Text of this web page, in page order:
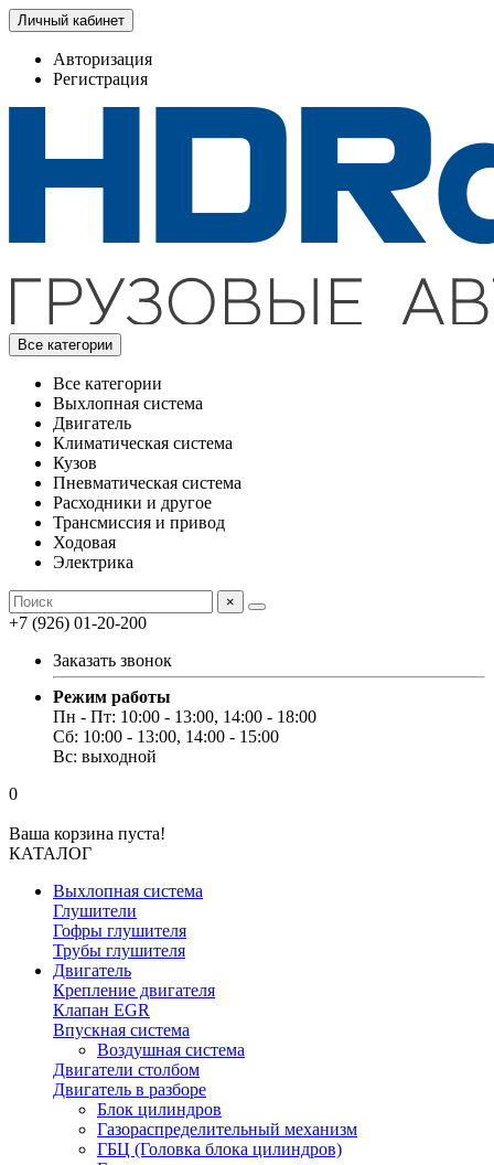
Личный кабинет
Авторизация
Регистрация
Все категории
Все категории
Выхлопная система
Двигатель
Климатическая система
Кузов
Пневматическая система
Расходники и другое
Трансмиссия и привод
Ходовая
Электрика
×
+7 (926) 01-20-200
Заказать звонок
Режим работы
Пн - Пт: 10:00 - 13:00, 14:00 - 18:00
Сб: 10:00 - 13:00, 14:00 - 15:00
Вс: выходной
0
Ваша корзина пуста!
КАТАЛОГ
Выхлопная система
Глушители
Гофры глушителя
Трубы глушителя
Двигатель
Крепление двигателя
Клапан EGR
Впускная система
Воздушная система
Двигатели столбом
Двигатель в разборе
Блок цилиндров
Газораспределительный механизм
ГБЦ (Головка блока цилиндров)